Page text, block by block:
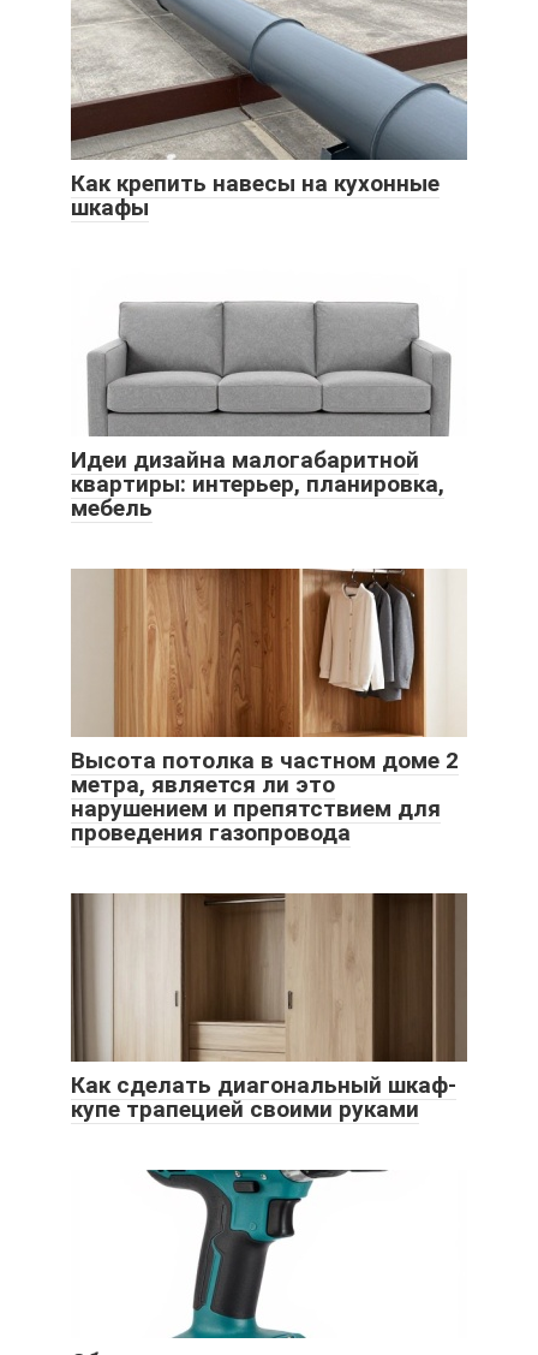
Как крепить навесы на кухонные
шкафы
Идеи дизайна малогабаритной
квартиры: интерьер, планировка,
мебель
Высота потолка в частном доме 2
метра, является ли это
нарушением и препятствием для
проведения газопровода
Как сделать диагональный шкаф-
купе трапецией своими руками